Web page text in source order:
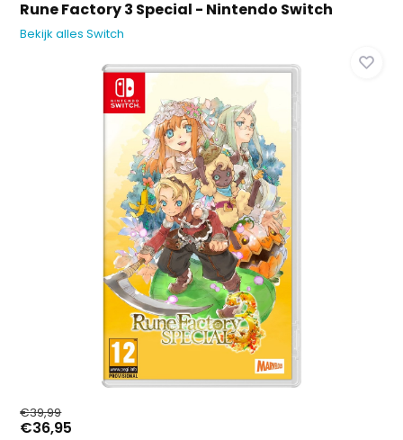
Rune Factory 3 Special - Nintendo Switch
Bekijk alles Switch
€39,99
€36,95